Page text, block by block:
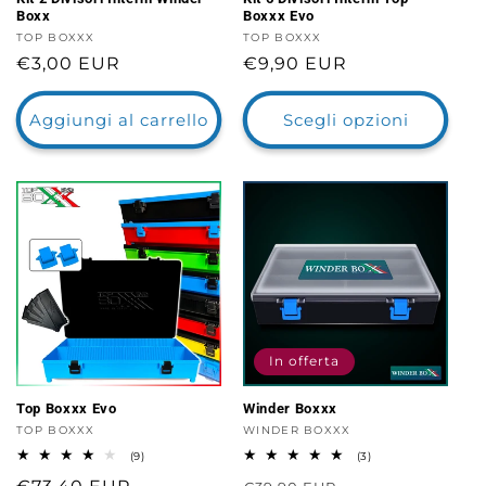
Boxx
Fornitore:
TOP BOXXX
Prezzo
di
listino
€3,00 EUR
Aggiungi al carrello
Boxxx Evo
Fornitore:
TOP BOXXX
Prezzo
di
listino
€9,90 EUR
Scegli opzioni
Top Boxxx Evo
Fornitore:
TOP BOXXX
(9)9
In offerta
Winder Boxxx
Fornitore:
WINDER BOXXX
(3)3